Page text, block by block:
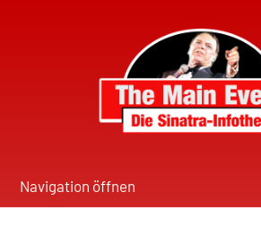
Navigation öffnen